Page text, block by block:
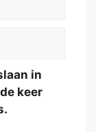
in
keer